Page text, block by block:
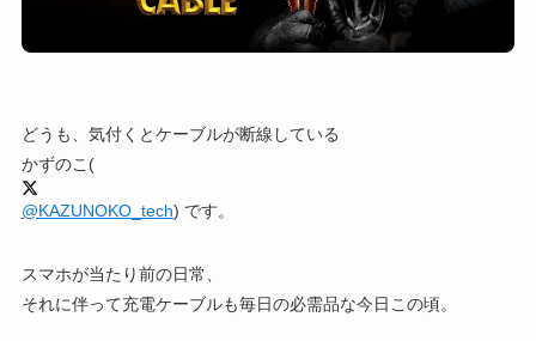
どうも、気付くとケーブルが断線している
かずのこ(
@KAZUNOKO_tech) です。
スマホが当たり前の日常、
それに伴って充電ケーブルも毎日の必需品な今日この頃。